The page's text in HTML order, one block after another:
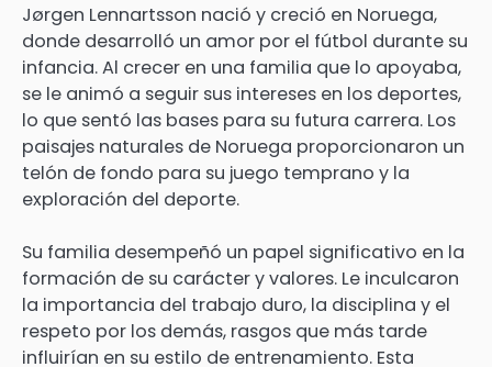
Jørgen Lennartsson nació y creció en Noruega,
donde desarrolló un amor por el fútbol durante su
infancia. Al crecer en una familia que lo apoyaba,
se le animó a seguir sus intereses en los deportes,
lo que sentó las bases para su futura carrera. Los
paisajes naturales de Noruega proporcionaron un
telón de fondo para su juego temprano y la
exploración del deporte.
Su familia desempeñó un papel significativo en la
formación de su carácter y valores. Le inculcaron
la importancia del trabajo duro, la disciplina y el
respeto por los demás, rasgos que más tarde
influirían en su estilo de entrenamiento. Esta